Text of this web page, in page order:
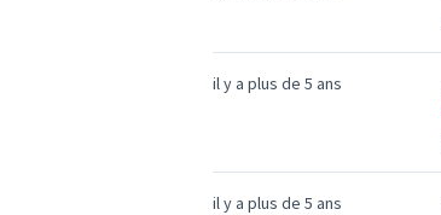
il y a plus de 5 ans
il y a plus de 5 ans